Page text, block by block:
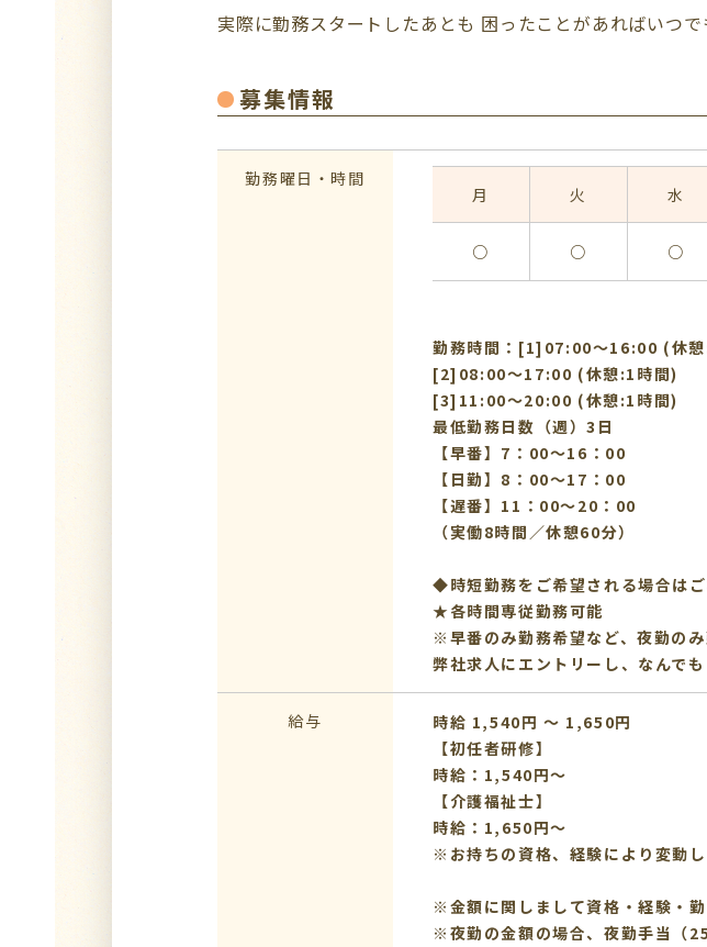
実際に勤務スタートしたあとも 困ったことがあればいつで
募集情報
勤務曜日・時間
月 火 水
○ ○ ○
勤務時間：[1]07:00〜16:00 (休
[2]08:00〜17:00 (休憩:1時間)
[3]11:00〜20:00 (休憩:1時間)
最低勤務日数（週）3日
【早番】7：00～16：00
【日勤】8：00～17：00
【遅番】11：00～20：00
（実働8時間／休憩60分）
◆時短勤務をご希望される場合はご
★各時間専従勤務可能
※早番のみ勤務希望など、夜勤のみ
弊社求人にエントリーし、なんで
給与
時給 1,540円 〜 1,650円
【初任者研修】
時給：1,540円～
【介護福祉士】
時給：1,650円～
※お持ちの資格、経験により変動
※金額に関しまして資格・経験・勤
※夜勤の金額の場合、夜勤手当（